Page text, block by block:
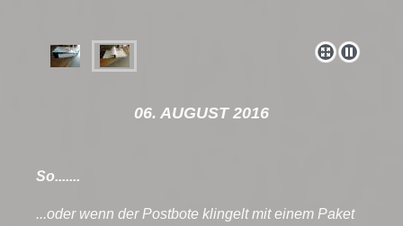
06. AUGUST 2016
So.......
...oder wenn der Postbote klingelt mit einem Paket